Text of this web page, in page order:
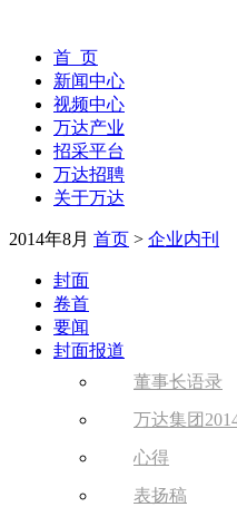
首 页
新闻中心
视频中心
万达产业
招采平台
万达招聘
关于万达
2014年8月 首页 > 企业内刊
封面
卷首
要闻
封面报道
董事长语录
万达集团
心得
表扬稿